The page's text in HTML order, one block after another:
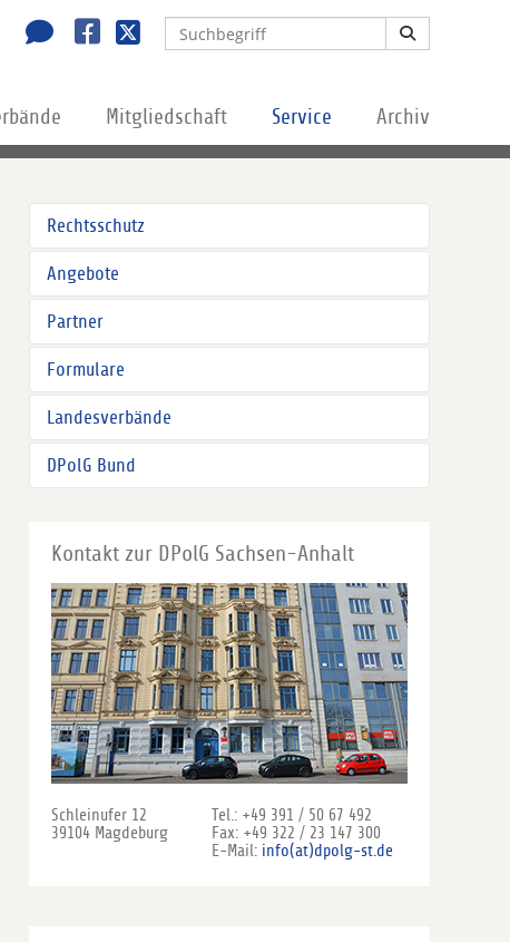
Mitgliedschaft Service Archiv
Rechtsschutz
Angebote
Partner
Formulare
Landesverbände
DPolG Bund
Kontakt zur DPolG Sachsen-Anhalt
Schleinufer 12
39104 Magdeburg
Tel.: +49 391 / 50 67 492
Fax: +49 322 / 23 147 300
E-Mail: info(at)dpolg-st.de